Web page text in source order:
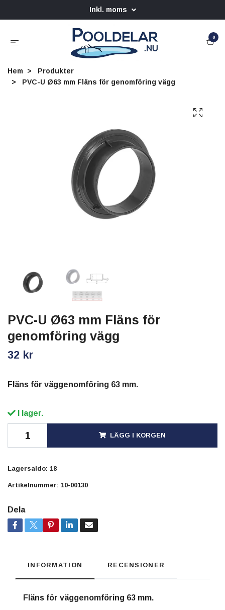
Inkl. moms
0
Hem
Produkter
PVC-U Ø63 mm Fläns för genomföring vägg
PVC-U Ø63 mm Fläns för
genomföring vägg
32 kr
Fläns för väggenomföring 63 mm.
I lager.
LÄGG I KORGEN
Lagersaldo: 18
Artikelnummer: 10-00130
Dela
INFORMATION RECENSIONER
Fläns för väggenomföring 63 mm.